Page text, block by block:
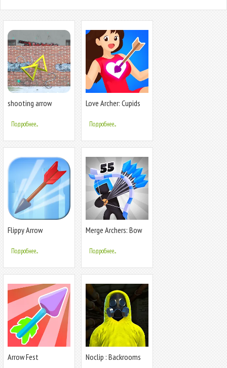
shooting arrow
Подробнее...
Love Archer: Cupids
Подробнее...
Flippy Arrow
Подробнее...
Merge Archers: Bow
Подробнее...
Arrow Fest
Noclip : Backrooms